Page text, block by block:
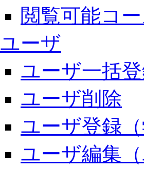
閲覧可能コ
ユーザ
ユーザ一括
ユーザ削除
ユーザ登録
ユーザ編集